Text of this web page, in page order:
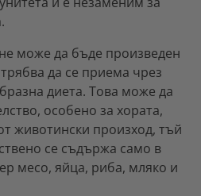
може да бъде произведен
да се приема чрез
диета. Това може да
особено за хората,
животински произход, тъй
се съдържа само в
месо, яйца, риба, мляко и